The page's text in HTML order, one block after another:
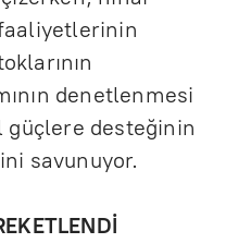
denetlenmesi
güçlere desteğinin
savunuyor.